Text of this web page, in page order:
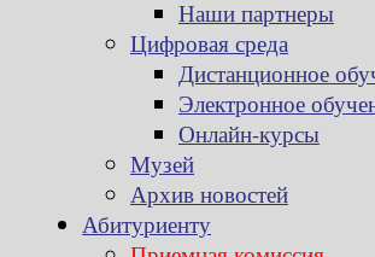
Наши партнеры
Цифровая среда
Дистанционное
Электронное
Онлайн-курсы
Музей
Архив новостей
Абитуриенту